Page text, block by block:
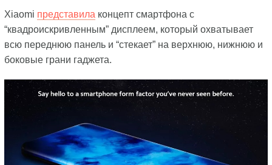
Xiaomi представила концепт смартфона с
“квадроискривленным” дисплеем, который охватывает
всю переднюю панель и “стекает” на верхнюю, нижнюю и
боковые грани гаджета.